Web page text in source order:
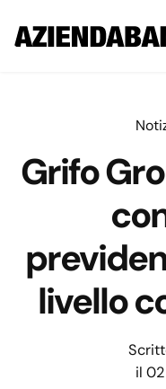
Grifo
livello
il